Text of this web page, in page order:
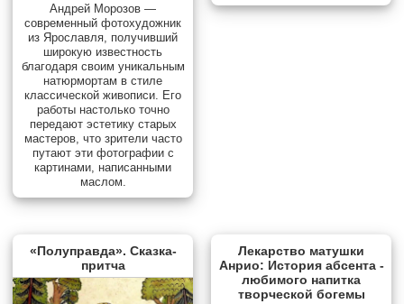
Андрей Морозов —
современный фотохудожник
из Ярославля, получивший
широкую известность
благодаря своим уникальным
натюрмортам в стиле
классической живописи. Его
работы настолько точно
передают эстетику старых
мастеров, что зрители часто
путают эти фотографии с
картинами, написанными
маслом.
«Полуправда». Сказка-
притча
Лекарство матушки
Анрио: История абсента -
любимого напитка
творческой богемы